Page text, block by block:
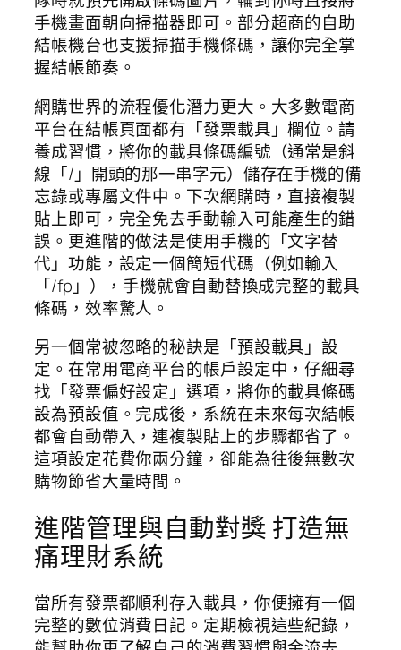
手機畫面朝向掃描器即可。部分超商的自助
結帳機台也支援掃描手機條碼，讓你完全掌
握結帳節奏。
網購世界的流程優化潛力更大。大多數電商
平台在結帳頁面都有「發票載具」欄位。請
養成習慣，將你的載具條碼編號（通常是斜
線「/」開頭的那一串字元）儲存在手機的備
忘錄或專屬文件中。下次網購時，直接複製
貼上即可，完全免去手動輸入可能產生的錯
誤。更進階的做法是使用手機的「文字替
代」功能，設定一個簡短代碼（例如輸入
「/fp」），手機就會自動替換成完整的載具
條碼，效率驚人。
另一個常被忽略的秘訣是「預設載具」設
定。在常用電商平台的帳戶設定中，仔細尋
找「發票偏好設定」選項，將你的載具條碼
設為預設值。完成後，系統在未來每次結帳
都會自動帶入，連複製貼上的步驟都省了。
這項設定花費你兩分鐘，卻能為往後無數次
購物節省大量時間。
進階管理與自動對獎 打造無
痛理財系統
當所有發票都順利存入載具，你便擁有一個
完整的數位消費日記。定期檢視這些紀錄，